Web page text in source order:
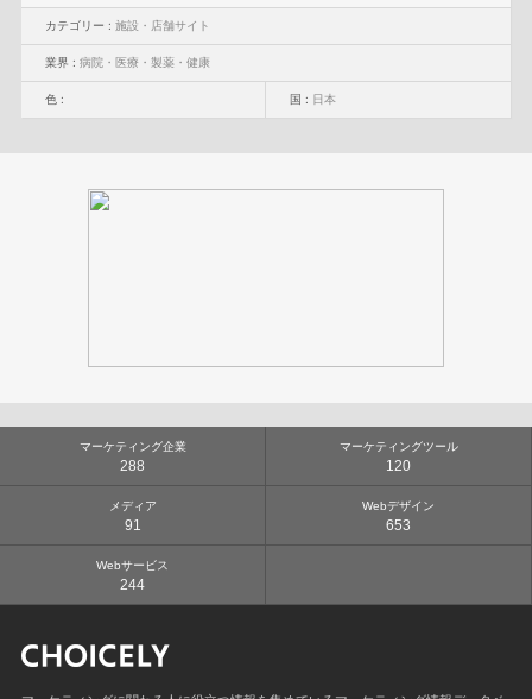
カテゴリー : 施設・店舗サイト
業界 : 病院・医療・製薬・健康
色 : 国 : 日本
マーケティング企業
288
マーケティングツール
120
メディア
91
Webデザイン
653
Webサービス
244